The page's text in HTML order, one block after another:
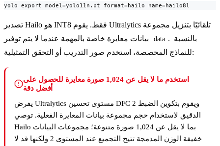
yolo export model=yolo11n.pt format=hailo name=hailo8l
تصدير Hailo هو INT8 فقط. يقوم Ultralytics تلقائيًا بتنزيل مجموعة
data . بالنسبة
للنماذج المخصصة، استخدم صور التدريب أو التحقق التمثيلية:
استخدم ما لا يقل عن 1,024 صورة معايرة للحصول على
أفضل دقة
يفرض Ultralytics مستوى تحسين DFC 2 ويقوم بتكوين الضبط
الدقيق لاستخدام حجم مجموعة بيانات المعايرة الفعلية. توصي
Hailo بما لا يقل عن 1,024 صورة متنوعة؛ مجموعات البيانات
خفيفة الوزن المدمجة تتيح التجميع عند المستوى 2 ولكنها قد لا